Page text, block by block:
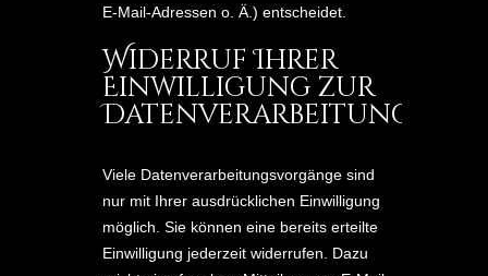
E-Mail-Adressen o. Ä.) entscheidet.
Widerruf Ihrer
Einwilligung zur
Datenverarbeitung
Viele Datenverarbeitungsvorgänge sind
nur mit Ihrer ausdrücklichen Einwilligung
möglich. Sie können eine bereits erteilte
Einwilligung jederzeit widerrufen. Dazu